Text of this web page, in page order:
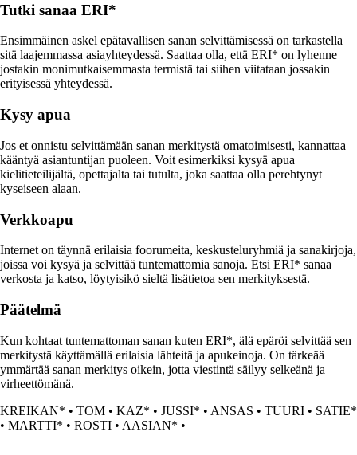
Tutki sanaa ERI*
Ensimmäinen askel epätavallisen sanan selvittämisessä on tarkastella
sitä laajemmassa asiayhteydessä. Saattaa olla, että ERI* on lyhenne
jostakin monimutkaisemmasta termistä tai siihen viitataan jossakin
erityisessä yhteydessä.
Kysy apua
Jos et onnistu selvittämään sanan merkitystä omatoimisesti, kannattaa
kääntyä asiantuntijan puoleen. Voit esimerkiksi kysyä apua
kielitieteilijältä, opettajalta tai tutulta, joka saattaa olla perehtynyt
kyseiseen alaan.
Verkkoapu
Internet on täynnä erilaisia foorumeita, keskusteluryhmiä ja sanakirjoja,
joissa voi kysyä ja selvittää tuntemattomia sanoja. Etsi ERI* sanaa
verkosta ja katso, löytyisikö sieltä lisätietoa sen merkityksestä.
Päätelmä
Kun kohtaat tuntemattoman sanan kuten ERI*, älä epäröi selvittää sen
merkitystä käyttämällä erilaisia lähteitä ja apukeinoja. On tärkeää
ymmärtää sanan merkitys oikein, jotta viestintä säilyy selkeänä ja
virheettömänä.
KREIKAN* • TOM • KAZ* • JUSSI* • ANSAS • TUURI • SATIE*
• MARTTI* • ROSTI • AASIAN* •